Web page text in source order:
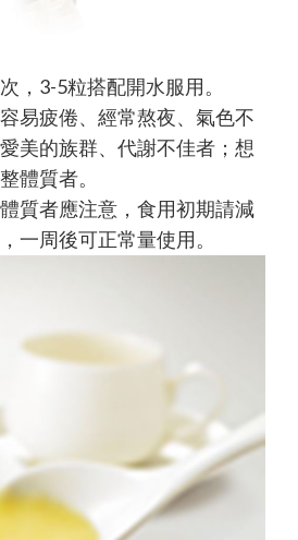
，3-5粒搭配開水服用。
易疲倦、經常熬夜、氣色不
美的族群、代謝不佳者；想
體質者。
質者應注意，食用初期請減
一周後可正常量使用。